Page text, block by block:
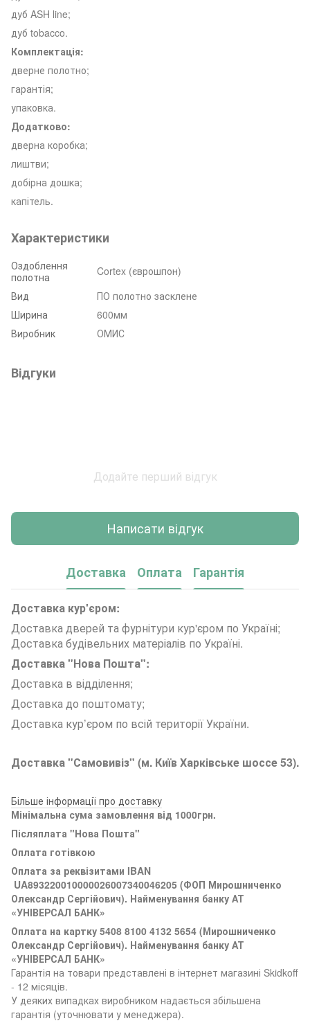
дуб ASH line;
дуб tobacco.
Комплектація:
дверне полотно;
гарантія;
упаковка.
Додатково:
дверна коробка;
лиштви;
добірна дошка;
капітель.
Характеристики
Оздоблення
полотна
Cortex (єврошпон)
Вид
ПО полотно засклене
Ширина
600мм
Виробник
ОМИС
Відгуки
Додайте перший відгук
Написати відгук
Доставка Оплата Гарантія
Доставка кур'єром:
Доставка дверей та фурнітури кур'єром по Україні;
Доставка будівельних матеріалів по Україні.
Доставка "Нова Пошта":
Доставка в відділення;
Доставка до поштомату;
Доставка кур’єром по всій території України.
Доставка "Самовивіз" (м. Київ Харківське шоссе 53).
Більше інформації про доставку
Мінімальна сума замовлення від 1000грн.
Післяплата "Нова Пошта"
Оплата готівкою
Оплата за реквізитами IBAN
UA893220010000026007340046205 (ФОП Мирошниченко
Олександр Сергійович). Найменування банку АТ
«УНІВЕРСАЛ БАНК»
Оплата на картку 5408 8100 4132 5654 (Мирошниченко
Олександр Сергійович). Найменування банку АТ
«УНІВЕРСАЛ БАНК»
Гарантія на товари представлені в інтернет магазині Skidkoff
- 12 місяців.
У деяких випадках виробником надається збільшена
гарантія (уточнювати у менеджера).